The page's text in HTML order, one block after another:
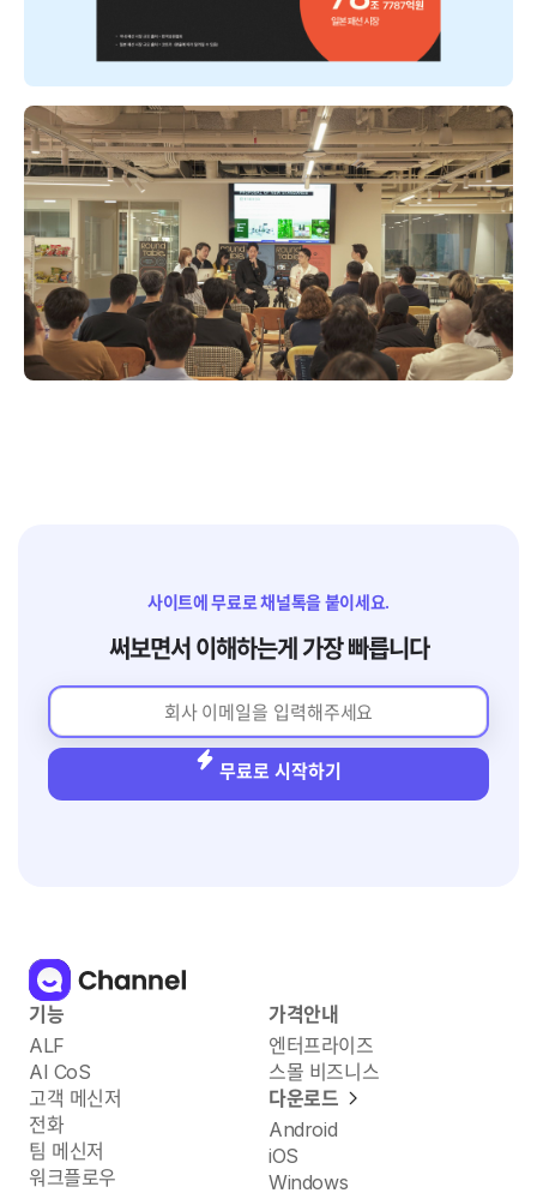
사이트에 무료로 채널톡을 붙이세요.
써보면서 이해하는게 가장 빠릅니다
무료로 시작하기
기능
ALF
AI CoS
고객 메신저
전화
팀 메신저
워크플로우
가격안내
엔터프라이즈
스몰 비즈니스
다운로드
Android
iOS
Windows